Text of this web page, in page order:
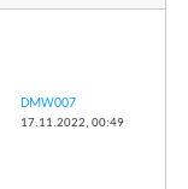
DMW007
17.11.2022, 00:49